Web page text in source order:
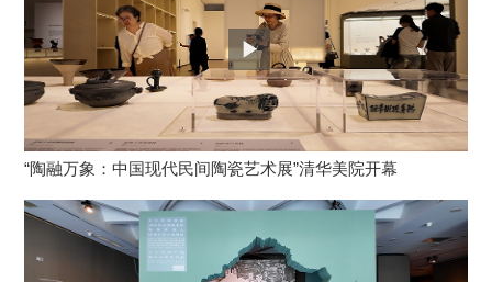
“陶融万象：中国现代民间陶瓷艺术展”清华美院开幕